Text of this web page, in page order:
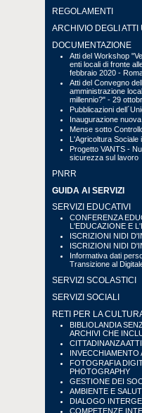
REGOLAMENTI
ARCHIVIO DEGLI
DOCUMENTAZIONE
Atti del Workshop
enti locali di fronte
febbraio 2020 -
Atti del Convegno
amministrazione
millennio?" - 29
Pubblicazioni
Inaugurazione
Mense sotto
L'Agricoltura Sociale
Progetto VANTS -
sicurezza sul lavoro
PNRR
GUIDA AI SERVIZI
SERVIZI EDUCATIVI
CONFERENZA
L'EDUCAZIONE E
ISCRIZIONI NIDI
ISCRIZIONI NIDI
Informativa dati
Transizione al
SERVIZI SCOLASTICI
SERVIZI SOCIALI
RETI PER LA
BIBLIOLANDIA
ARCHIVI CHE
CITTADINANZA
INVECCHIAMENTO
FOTOGRAFIA
PHOTOGRAPHY
GESTIONE DEI
AMBIENTE E
DIALOGO
COMPETENZE